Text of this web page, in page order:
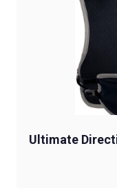
Ultimate